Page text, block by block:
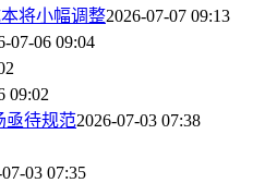
将小幅调整2026-07-07 09:13
07-06 09:04
09:02
亟待规范2026-07-03 07:38
03 07:35